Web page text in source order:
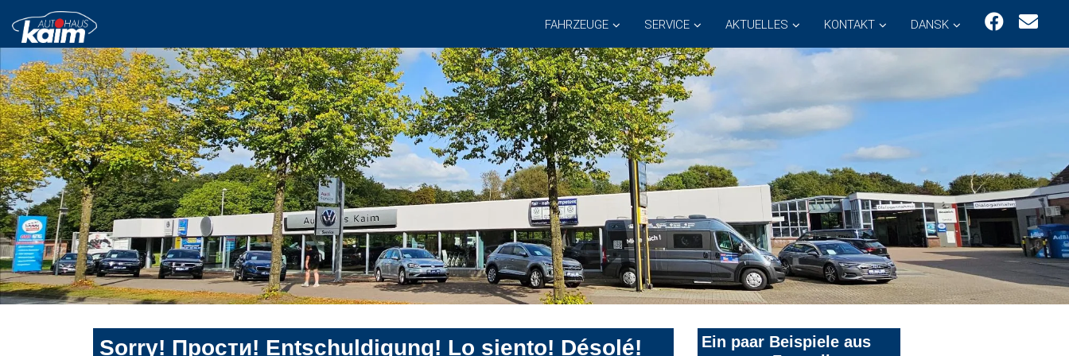
FAHRZEUGE SERVICE AKTUELLES KONTAKT DANSK
Sorry! Прости! Entschuldigung! Lo siento! Désolé!
Ein paar Beispiele aus